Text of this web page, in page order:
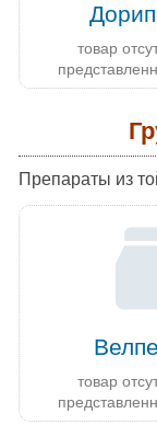
товар
Препараты из
товар